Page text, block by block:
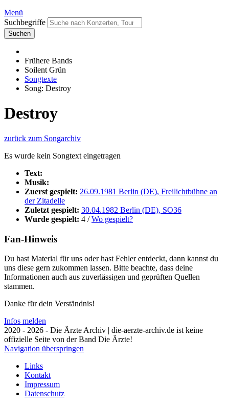
Menü
Suchbegriffe
Suchen
Frühere Bands
Soilent Grün
Songtexte
Song: Destroy
Destroy
zurück zum Songarchiv
Es wurde kein Songtext eingetragen
Text:
Musik:
Zuerst gespielt: 26.09.1981 Berlin (DE), Freilichtbühne an
der Zitadelle
Zuletzt gespielt: 30.04.1982 Berlin (DE), SO36
Wurde gespielt: 4 /Wo gespielt?
Fan-Hinweis
Du hast Material für uns oder hast Fehler entdeckt, dann kannst du
uns diese gern zukommen lassen. Bitte beachte, dass deine
Informationen auch aus zuverlässigen und geprüften Quellen
stammen.
Danke für dein Verständnis!
Infos melden
2020 - 2026 - Die Ärzte Archiv | die-aerzte-archiv.de ist keine
offizielle Seite von der Band Die Ärzte!
Navigation überspringen
Links
Kontakt
Impressum
Datenschutz